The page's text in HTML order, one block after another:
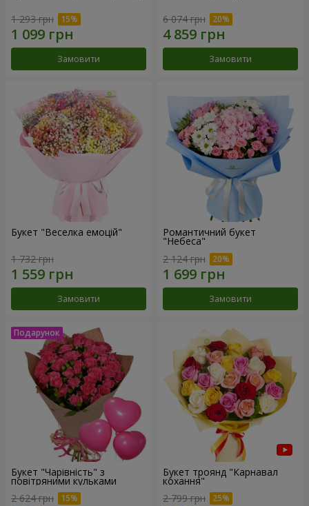
1 293 грн
Замовити
6 074 грн
Замовити
Букет "Веселка емоцій"
1 732 грн
Замовити
Романтичний букет
"Небеса"
2 124 грн
Замовити
Букет "Чарівність" з
повітряними кульками
2 624 грн
Букет троянд "Карнавал
кохання"
2 799 грн